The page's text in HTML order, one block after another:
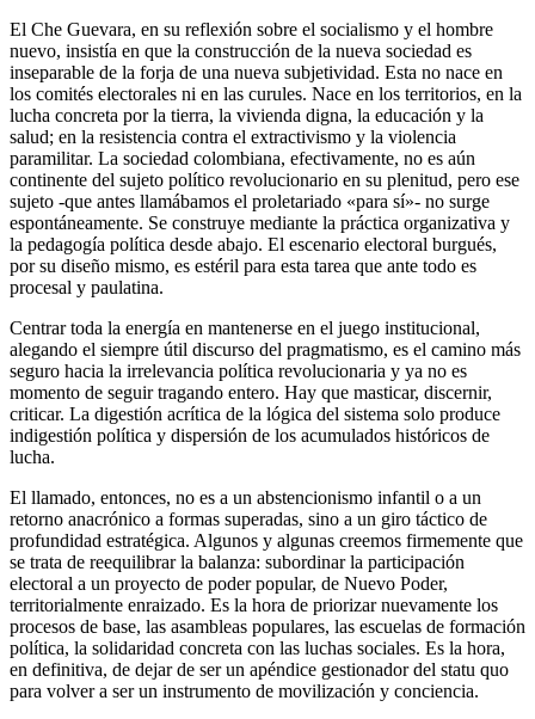
El Che Guevara, en su reflexión sobre el socialismo y el hombre
nuevo, insistía en que la construcción de la nueva sociedad es
inseparable de la forja de una nueva subjetividad. Esta no nace en
los comités electorales ni en las curules. Nace en los territorios, en la
lucha concreta por la tierra, la vivienda digna, la educación y la
salud; en la resistencia contra el extractivismo y la violencia
paramilitar. La sociedad colombiana, efectivamente, no es aún
continente del sujeto político revolucionario en su plenitud, pero ese
sujeto -que antes llamábamos el proletariado «para sí»- no surge
espontáneamente. Se construye mediante la práctica organizativa y
la pedagogía política desde abajo. El escenario electoral burgués,
por su diseño mismo, es estéril para esta tarea que ante todo es
procesal y paulatina.
Centrar toda la energía en mantenerse en el juego institucional,
alegando el siempre útil discurso del pragmatismo, es el camino más
seguro hacia la irrelevancia política revolucionaria y ya no es
momento de seguir tragando entero. Hay que masticar, discernir,
criticar. La digestión acrítica de la lógica del sistema solo produce
indigestión política y dispersión de los acumulados históricos de
lucha.
El llamado, entonces, no es a un abstencionismo infantil o a un
retorno anacrónico a formas superadas, sino a un giro táctico de
profundidad estratégica. Algunos y algunas creemos firmemente que
se trata de reequilibrar la balanza: subordinar la participación
electoral a un proyecto de poder popular, de Nuevo Poder,
territorialmente enraizado. Es la hora de priorizar nuevamente los
procesos de base, las asambleas populares, las escuelas de formación
política, la solidaridad concreta con las luchas sociales. Es la hora,
en definitiva, de dejar de ser un apéndice gestionador del statu quo
para volver a ser un instrumento de movilización y conciencia.